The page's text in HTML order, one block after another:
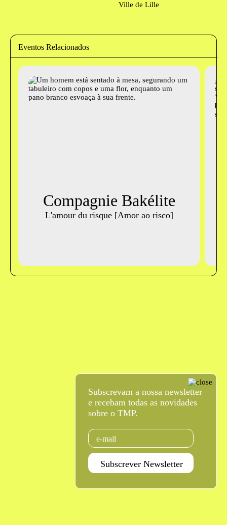
Ville de Lille
Eventos Relacionados
Compagnie Bakélite
L'amour du risque [Amor ao risco]
Subscrevam a nossa newsletter
e recebam todas as novidades
sobre o TMP.
Email
Subscrever Newsletter